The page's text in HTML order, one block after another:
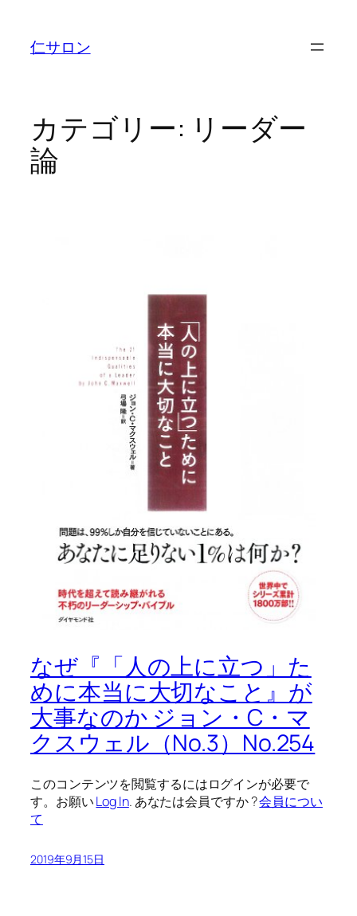
仁サロン
カテゴリー: リーダー
論
なぜ『「人の上に立つ」た
めに本当に大切なこと』が
大事なのか ジョン・C・マ
クスウェル（No.3）No.254
このコンテンツを閲覧するにはログインが必要で
す。お願いLog In. あなたは会員ですか ?会員につい
て
2019年9月15日